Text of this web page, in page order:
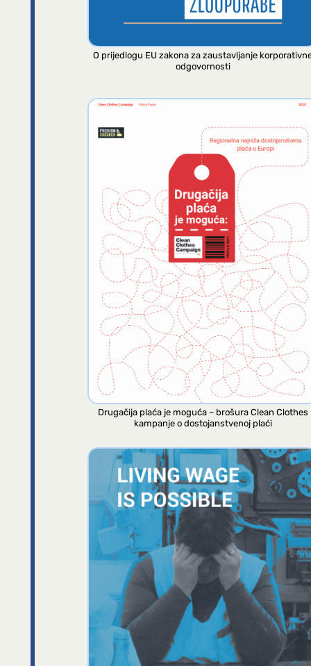
O prijedlogu EU zakona za zaustavljanje
odgovornosti
Drugačija plaća je moguća – brošura Clean Clothes
kampanje o dostojanstvenoj plaći